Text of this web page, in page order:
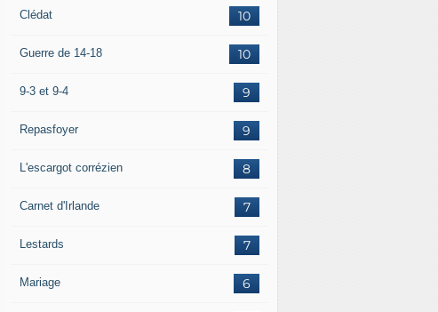
10
Clédat
10
Guerre de 14-18
9
9-3 et 9-4
9
Repasfoyer
8
L'escargot corrézien
7
Carnet d'Irlande
7
Lestards
6
Mariage